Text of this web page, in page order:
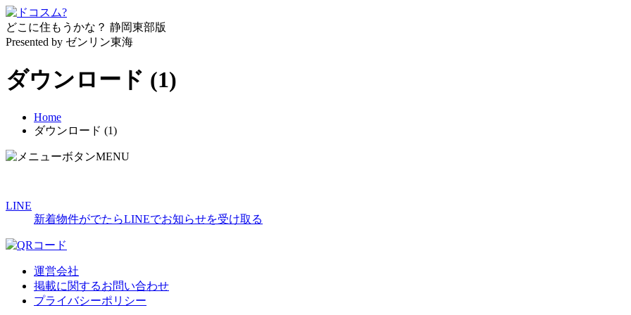
どこに住もうかな？ 静岡東部版
Presented by ゼンリン東海
ダウンロード (1)
Home
ダウンロード (1)
MENU
LINE
新着物件がでたらLINEでお知らせを受け取る
運営会社
掲載に関するお問い合わせ
プライバシーポリシー